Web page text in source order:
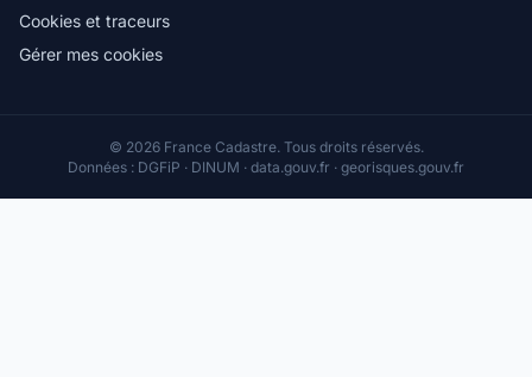
Cookies et traceurs
Gérer mes cookies
© 2026 France Cadastre. Tous droits réservés.
Données : DGFiP · DINUM · data.gouv.fr · georisques.gouv.fr